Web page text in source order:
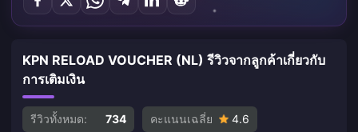
KPN RELOAD VOUCHER (NL) รีวิวจากลูกค้าเกี่ยวกับ
การเติมเงิน
รีวิวทั้งหมด: 734 คะแนนเฉลี่ย 4.6